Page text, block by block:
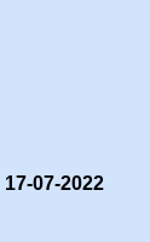
07-2022